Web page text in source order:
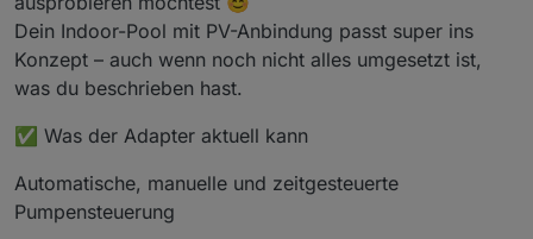
Dein Indoor-Pool mit PV-Anbindung passt super ins
Konzept – auch wenn noch nicht alles umgesetzt ist,
was du beschrieben hast.
✅ Was der Adapter aktuell kann
Automatische, manuelle und zeitgesteuerte
Pumpensteuerung